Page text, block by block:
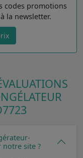
codes promotions
la newsletter.
notre site ?